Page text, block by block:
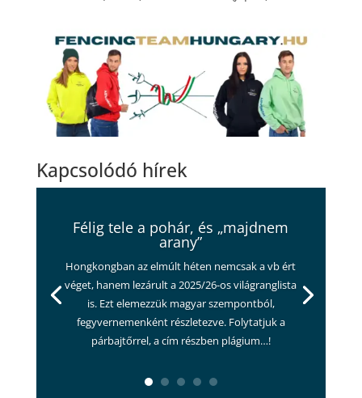
Kapcsolódó hírek
Félig tele a pohár, és „majdnem
arany”
Hongkongban az elmúlt héten nemcsak a vb ért
véget, hanem lezárult a 2025/26-os világranglista
is. Ezt elemezzük magyar szempontból,
fegyvernemenként részletezve. Folytatjuk a
párbajtőrrel, a cím részben plágium…!